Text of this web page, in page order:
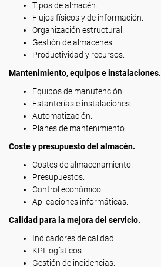
Tipos de almacén.
Flujos físicos y de información.
Organización estructural.
Gestión de almacenes.
Productividad y recursos.
Mantenimiento, equipos e instalaciones.
Equipos de manutención.
Estanterías e instalaciones.
Automatización.
Planes de mantenimiento.
Coste y presupuesto del almacén.
Costes de almacenamiento.
Presupuestos.
Control económico.
Aplicaciones informáticas.
Calidad para la mejora del servicio.
Indicadores de calidad.
KPI logísticos.
Gestión de incidencias.